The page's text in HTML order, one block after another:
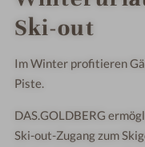
Ski-out
Im Winter profitieren
Piste.
DAS.GOLDBERG
Ski-out-Zugang zum